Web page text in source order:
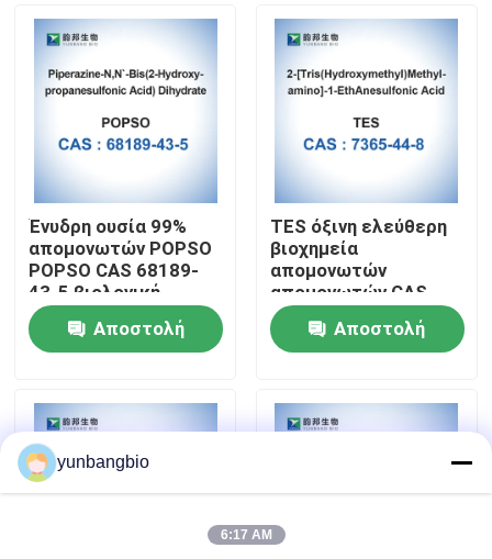
Γύρος εργοστασίων
Ποιοτικός έλεγχος
Μας ελάτε σε επαφή με
Ειδήσεις
Περιπτώσεις
βιολογικοί απομονωτές
βιοχημικά αντιδραστήρια
Ένυδρη ουσία 99%
απομονωτών POPSO
POPSO CAS 68189-
43-5 βιολογική
Αποστολή
TES όξινη ελεύθερη
βιοχημεία
απομονωτών
απομονωτών CAS
7365-44-8 βιολογική
Αποστολή
yunbangbio
6:17 AM